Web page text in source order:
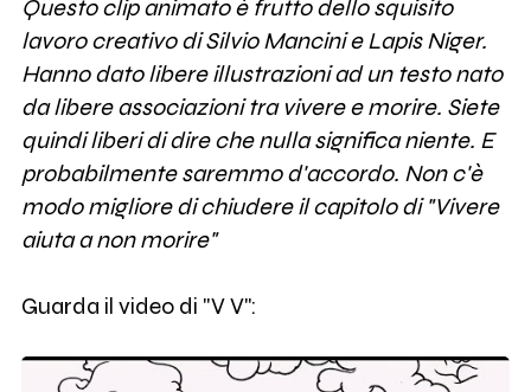
Questo clip animato è frutto dello squisito
lavoro creativo di Silvio Mancini e Lapis Niger.
Hanno dato libere illustrazioni ad un testo nato
da libere associazioni tra vivere e morire. Siete
quindi liberi di dire che nulla significa niente. E
probabilmente saremmo d'accordo. Non c'è
modo migliore di chiudere il capitolo di "Vivere
aiuta a non morire"
Guarda il video di "V V":